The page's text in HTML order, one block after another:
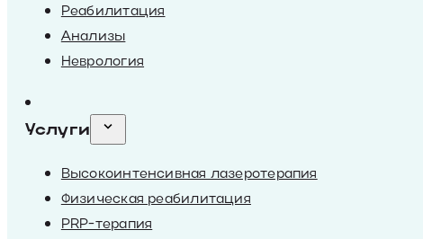
Реабилитация
Анализы
Неврология
Услуги
Высокоинтенсивная лазеротерапия
Физическая реабилитация
PRP-терапия